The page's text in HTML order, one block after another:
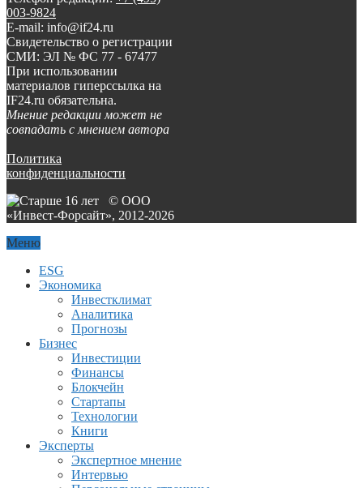
003-9824
E-mail: info@if24.ru
Свидетельство о регистрации
СМИ: ЭЛ № ФС 77 - 67477
При использовании
материалов гиперссылка на
IF24.ru обязательна.
Мнение редакции может не
совпадать с мнением автора
Политика
конфиденциальности
© ООО
«Инвест-Форсайт», 2012-2026
Меню
ESG
Экономика
Инвестклимат
Аналитика
Прогнозы
Бизнес
Инвестиции
Финансы
Блокчейн
Стартапы
Технологии
Книги
Эксперты
Экспертное мнение
Интервью